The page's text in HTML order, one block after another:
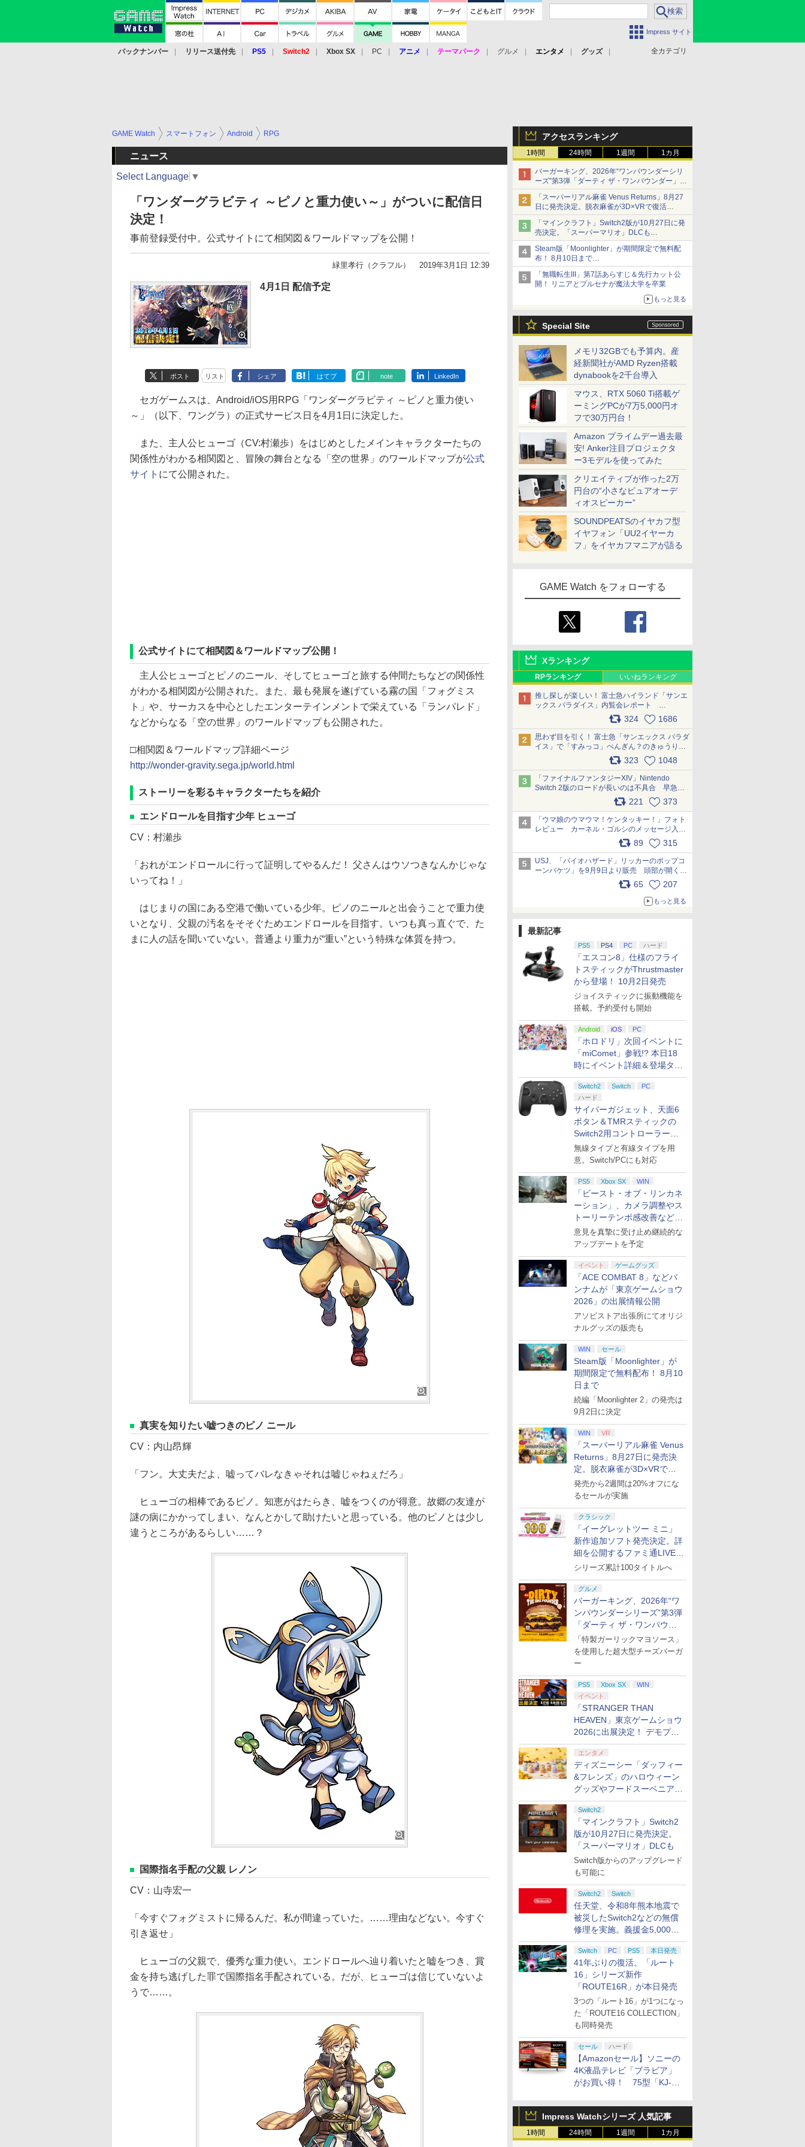
Impress サイト
全カテゴリ
バックナンバー リリース送付先 PS5 Switch2 Xbox SX PC アニメ テーマパーク グルメ エンタメ
グッズ
アクセスランキング
1時間 24時間 1週間 1カ月
バーガーキング、2026年“ワンパウンダーシリ
ーズ”第3弾「ダーティ ザ・ワンパウンダー」を
8月7日発売
「特製ガーリックマヨソース」を使用した超大
型チーズバーガー
「スーパーリアル麻雀 Venus Returns」8月27
日に発売決定。脱衣麻雀が3D×VRで復活
発売から2週間は20%オフになるセールが実施
「マインクラフト」Switch2版が10月27日に発
売決定。「スーパーマリオ」DLCも
Switch版からのアップグレードも可能に
Steam版「Moonlighter」が期間限定で無料配
布！ 8月10日まで
続編「Moonlighter 2」の発売は9月2日に決定
「無職転生III」第7話あらすじ＆先行カット公
開！ リニアとプルセナが魔法大学を卒業
もっと見る
Special Site
メモリ32GBでも予算内。産
経新聞社がAMD Ryzen搭載
dynabookを2千台導入
マウス、RTX 5060 Ti搭載ゲ
ーミングPCが7万5,000円オ
フで30万円台！
Amazon プライムデー過去最
安! Anker注目プロジェクタ
ー3モデルを使ってみた
クリエイティブが作った2万
円台の“小さなピュアオーデ
ィオスピーカー”
SOUNDPEATSのイヤカフ型
イヤフォン「UU2イヤーカ
フ」をイヤカフマニアが語る
GAME Watch をフォローする
Xランキング
RPランキング いいねランキング
推し探しが楽しい！ 富士急ハイランド「サンエ
ックス パラダイス」内覧会レポート
324 1686
思わず目を引く！ 富士急「サンエックス パラダ
イス」で「すみっコ」ぺんぎん？のきゅうりド
ッグを食べてみた イラストそのままのメニュ
ー化に挑戦。これが意外にもおいしい
pic.x.com/Kgl04hZaeg
323 1048
「ファイナルファンタジーXIV」Nintendo
Switch 2版のロードが長いのは不具合 早急に
アップデートできるよう対応中221 373
「ウマ娘のウマウマ！ケンタッキー！」フォト
レビュー カーネル・ゴルシのメッセージ入り
パッケージや描き下ろしトレカなどが登場
89 315
USJ、「バイオハザード」リッカーのポップコ
ーンバケツ」を9月9日より販売 頭部が開く仕
組み。味は恐怖を堪のう「味噌フレーバー」
65 207
もっと見る
最新記事
PS5 PS4 PC ハード
「エスコン8」仕様のフライ
トスティックがThrustmaster
から登場！ 10月2日発売
ジョイスティックに振動機能を
搭載。予約受付も開始
Android iOS PC
「ホロドリ」次回イベントに
「miComet」参戦!? 本日18
時にイベント詳細＆登場タレ
ント公開
Switch2 Switch
PC
ハード
サイバーガジェット、天面6
ボタン＆TMRスティックの
Switch2用コントローラーを9
月下旬発売！
無線タイプと有線タイプを用
意。Switch/PCにも対応
PS5 Xbox SX WIN
「ビースト・オブ・リンカネ
ーション」、カメラ調整やス
トーリーテンポ感改善などの
アプデを1週間以内に実施
意見を真摯に受け止め継続的な
アップデートを予定
イベント ゲームグッズ
「ACE COMBAT 8」などバ
ンナムが「東京ゲームショウ
2026」の出展情報公開
アソビストア出張所にてオリジ
ナルグッズの販売も
WIN セール
Steam版「Moonlighter」が
期間限定で無料配布！ 8月10
日まで
続編「Moonlighter 2」の発売は
9月2日に決定
WIN VR
「スーパーリアル麻雀 Venus
Returns」8月27日に発売決
定。脱衣麻雀が3D×VRで復
活
発売から2週間は20%オフにな
るセールが実施
クラシック
「イーグレットツー ミニ」
新作追加ソフト発売決定。詳
細を公開するファミ通LIVEが
8月27日20時から配信
シリーズ累計100タイトルへ
グルメ
バーガーキング、2026年“ワ
ンパウンダーシリーズ”第3弾
「ダーティ ザ・ワンパウン
ダー」を8月7日発売
「特製ガーリックマヨソース」
を使用した超大型チーズバーガ
ー
PS5 Xbox SX
WIN
イベント
「STRANGER THAN
HEAVEN」東京ゲームショウ
2026に出展決定！ デモプレ
イや体験型展示も
エンタメ
ディズニーシー「ダッフィー
&フレンズ」のハロウィーン
グッズやフードスーベニアが
8月25日より発売
Switch2
「マインクラフト」Switch2
版が10月27日に発売決定。
「スーパーマリオ」DLCも
Switch版からのアップグレード
も可能に
Switch2 Switch
任天堂、令和8年熊本地震で
被災したSwitch2などの無償
修理を実施。義援金5,000万
円の寄付も発表
Switch PC PS5 本日発売
41年ぶりの復活。「ルート
16」シリーズ新作
「ROUTE16R」が本日発売
3つの「ルート16」が1つになっ
た「ROUTE16 COLLECTION」
も同時発売
セール ハード
【Amazonセール】ソニーの
4K液晶テレビ「ブラビア」
がお買い得！ 75型「KJ-
プ
Impress Watchシリーズ 人気記事
1時間 24時間 1週間 1カ月
GAME Watch スマートフォン Android RPG
ニュース
Select Language ▼
「ワンダーグラビティ ～ピノと重力使い～」がついに配信日
決定！
事前登録受付中。公式サイトにて相関図＆ワールドマップを公開！
緑里孝行（クラフル） 2019年3月1日 12:39
4月1日 配信予定
ポスト リスト シェア はてブ note LinkedIn
セガゲームスは、Android/iOS用RPG「ワンダーグラビティ ～ピノと重力使い
～」（以下、ワングラ）の正式サービス日を4月1日に決定した。
また、主人公ヒューゴ（CV:村瀬歩）をはじめとしたメインキャラクターたちの
関係性がわかる相関図と、冒険の舞台となる「空の世界」のワールドマップが公式
サイト にて公開された。
公式サイトにて相関図＆ワールドマップ公開！
主人公ヒューゴとピノのニール、そしてヒューゴと旅する仲間たちなどの関係性
がわかる相関図が公開された。また、最も発展を遂げている霧の国「フォグミス
ト」や、サーカスを中心としたエンターテインメントで栄えている「ランパレド」
などからなる「空の世界」のワールドマップも公開された。
□相関図＆ワールドマップ詳細ページ
http://wonder-gravity.sega.jp/world.html
ストーリーを彩るキャラクターたちを紹介
エンドロールを目指す少年 ヒューゴ
CV：村瀬歩
「おれがエンドロールに行って証明してやるんだ！ 父さんはウソつきなんかじゃな
いってね！」
はじまりの国にある空港で働いている少年。ピノのニールと出会うことで重力使
いとなり、父親の汚名をそそぐためエンドロールを目指す。いつも真っ直ぐで、た
まに人の話を聞いていない。普通より重力が“重い”という特殊な体質を持つ。
真実を知りたい嘘つきのピノ ニール
CV：内山昂輝
「フン。大丈夫だよ、嘘ってバレなきゃそれは嘘じゃねぇだろ」
ヒューゴの相棒であるピノ。知恵がはたらき、嘘をつくのが得意。故郷の友達が
謎の病にかかってしまい、なんとかして助けたいと思っている。他のピノとは少し
違うところがあるらしい……？
国際指名手配の父親 レノン
CV：山寺宏一
「今すぐフォグミストに帰るんだ。私が間違っていた。……理由などない。今すぐ
引き返せ」
ヒューゴの父親で、優秀な重力使い。エンドロールへ辿り着いたと嘘をつき、賞
金を持ち逃げした罪で国際指名手配されている。だが、ヒューゴは信じていないよ
うで……。